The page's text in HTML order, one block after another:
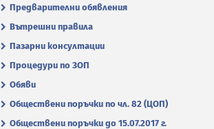
Предварителни обявления
Вътрешни правила
Пазарни консултации
Процедури по ЗОП
Обяви
Обществени поръчки по чл. 82 (ЦОП)
Обществени поръчки до 15.07.2017 г.